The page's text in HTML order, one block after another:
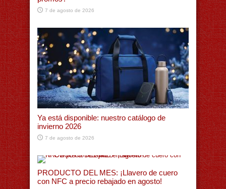
7 de agosto de 2026
Ya está disponible: nuestro catálogo de
invierno 2026
7 de agosto de 2026
PRODUCTO DEL MES: ¡Llavero de cuero
con NFC a precio rebajado en agosto!